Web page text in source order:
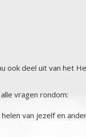
ook deel uit van het
vragen rondom:
van jezelf en